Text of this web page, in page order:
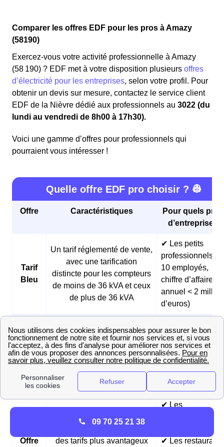
Comparer les offres EDF pour les pros à Amazy
(58190)
Exercez-vous votre activité professionnelle à Amazy
(58 190) ? EDF met à votre disposition plusieurs offres
d’électricité pour les entreprises, selon votre profil. Pour
obtenir un devis sur mesure, contactez le service client
EDF de la Nièvre dédié aux professionnels au 3022 (du
lundi au vendredi de 8h00 à 17h30).
Voici une gamme d’offres pour professionnels qui
pourraient vous intéresser !
Quelle offre EDF pro choisir ? 👷
Offre Caractéristiques
Pour quels
d’entreprises
Tarif
Bleu
Un tarif réglementé de vente,
avec une tarification
distincte pour les compteurs
de moins de 36 kVA et ceux
de plus de 36 kVA
✔ Les petits
professionnels (<
10 employés,
chiffre d’affaires
annuel < 2
d’euros)
Offre
Matina
Des prix fixes sur 3 ans et
des tarifs réduits pendant les
heures creuses du matin
et les pâtisseries
✔ Les fermes
✔ Les
professionnels
matinaux
Offre
des tarifs plus avantageux
✔ Les
✔ Les restaurants
09 70 25 21 38